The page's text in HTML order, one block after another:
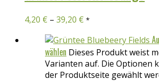
4,20 € – 39,20 € *
wählen Dieses Produkt weist
Varianten auf. Die Optionen
der Produktseite gewählt